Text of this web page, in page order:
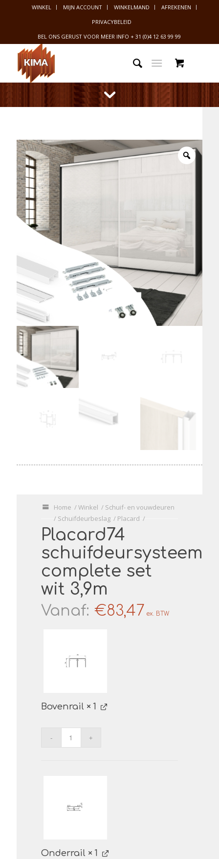
WINKEL MIJN ACCOUNT WINKELMAND
AFREKENEN
PRIVACYBELEID
BEL ONS GERUST VOOR MEER INFO+ 31 (0)4 12 63 99 99
U
bevindt
zich
hier:
Home /Winkel / Schuif- en vouwdeuren
/ Schuifdeurbeslag / Placard /
Placard74
schuifdeursysteem
complete set
wit 3,9m
Vanaf: €83,47 ex. BTW
Bovenrail × 1
Onderrail × 1